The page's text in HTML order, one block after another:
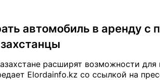
автомобиль в аренду
расширят возможности
Elordainfo.kz со ссылкой на